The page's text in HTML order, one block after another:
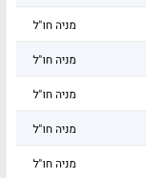
מניה חו"ל
מניה חו"ל
מניה חו"ל
מניה חו"ל
מניה חו"ל